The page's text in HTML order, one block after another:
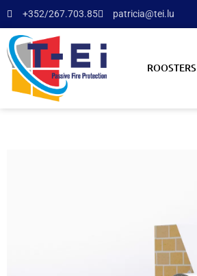
+352/267.703.85 patricia@tei.lu
ROOSTERS